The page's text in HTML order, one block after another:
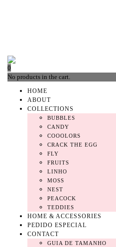
0
No products in the cart.
HOME
ABOUT
COLLECTIONS
BUBBLES
CANDY
COOOLORS
CRACK THE EGG
FLY
FRUITS
LINHO
MOSS
NEST
PEACOCK
TEDDIES
HOME & ACCESSORIES
PEDIDO ESPECIAL
CONTACT
GUIA DE TAMANHO